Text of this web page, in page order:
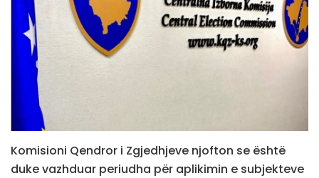
Komisioni Qendror i Zgjedhjeve njofton se është
duke vazhduar periudha për aplikimin e subjekteve